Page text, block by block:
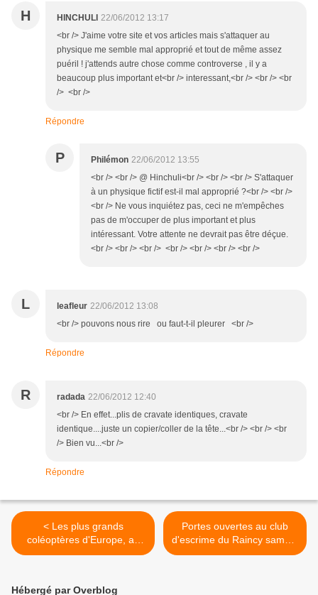
H HINCHULI 22/06/2012 13:17
<br /> J'aime votre site et vos articles mais s'attaquer au
physique me semble mal approprié et tout de même assez
puéril ! j'attends autre chose comme controverse , il y a
beaucoup plus important et<br /> interessant,<br /> <br /> <br
/> <br />
Répondre
P Philémon 22/06/2012 13:55
<br /> <br /> @ Hinchuli<br /> <br /> <br /> S'attaquer
à un physique fictif est-il mal approprié ?<br /> <br />
<br /> Ne vous inquiétez pas, ceci ne m'empêches
pas de m'occuper de plus important et plus
intéressant. Votre attente ne devrait pas être déçue.
<br /> <br /> <br /> <br /> <br /> <br /> <br />
L leafleur 22/06/2012 13:08
<br /> pouvons nous rire ou faut-t-il pleurer <br />
Répondre
R radada 22/06/2012 12:40
<br /> En effet...plis de cravate identiques, cravate
identique....juste un copier/coller de la tête...<br /> <br /> <br
/> Bien vu...<br />
Répondre
< Les plus grands
coléoptères d'Europe, au
Raincy
Portes ouvertes au club
d'escrime du Raincy samedi
23 juin 2012 >
Hébergé par Overblog